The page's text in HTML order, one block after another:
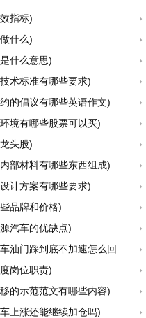
指标)
什么)
什么意思)
术标准有哪些要求)
的倡议有哪些英语作文)
境有哪些股票可以买)
头股)
部材料有哪些东西组成)
计方案有哪些要求)
品牌和价格)
汽车的优缺点)
门踩到底不加速怎么回事)
岗位职责)
的示范范文有哪些内容)
上涨还能继续加仓吗)